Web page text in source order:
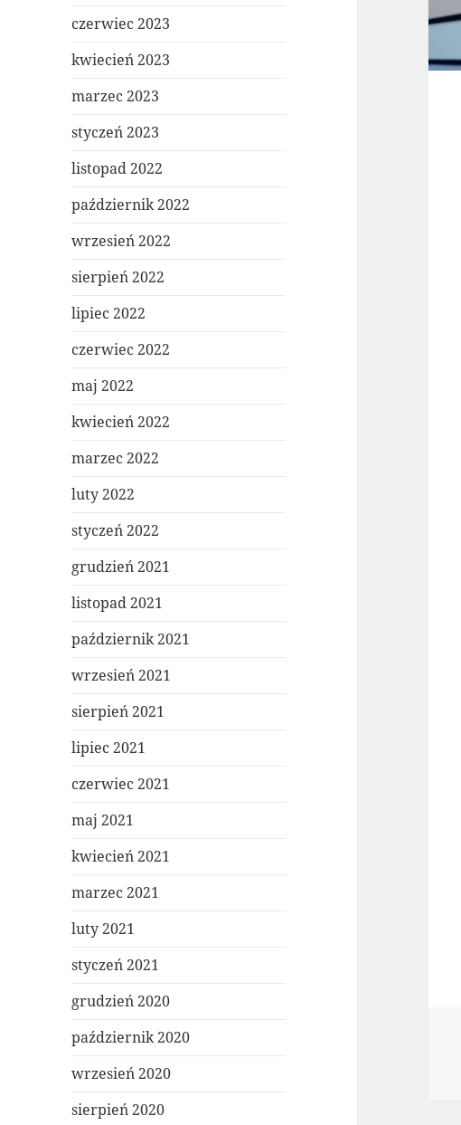
czerwiec 2023
kwiecień 2023
marzec 2023
styczeń 2023
listopad 2022
październik 2022
wrzesień 2022
sierpień 2022
lipiec 2022
czerwiec 2022
maj 2022
kwiecień 2022
marzec 2022
luty 2022
styczeń 2022
grudzień 2021
listopad 2021
październik 2021
wrzesień 2021
sierpień 2021
lipiec 2021
czerwiec 2021
maj 2021
kwiecień 2021
marzec 2021
luty 2021
styczeń 2021
grudzień 2020
październik 2020
wrzesień 2020
sierpień 2020